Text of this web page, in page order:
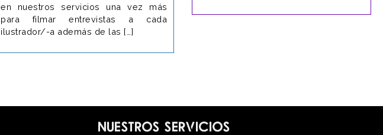
en nuestros servicios una vez más
para filmar entrevistas a cada
ilustrador/-a además de las […]
Nuestros servicios